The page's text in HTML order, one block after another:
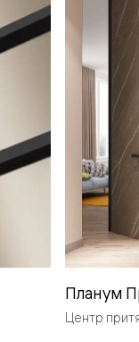
Планум
Центр